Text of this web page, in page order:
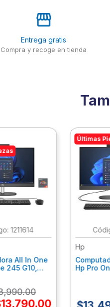
Entrega gratis
Compra y recoge en tienda
:1211614
All In One
245 G10,
,990.00
13,790.00
Últimas
Hp
Hp Pro
9P7K5La